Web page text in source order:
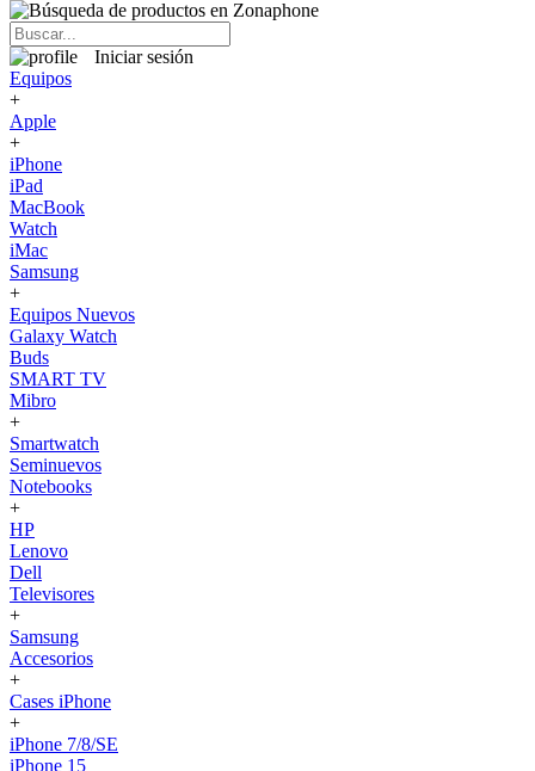
Iniciar sesión
Equipos
+
Apple
+
iPhone
iPad
MacBook
Watch
iMac
Samsung
+
Equipos Nuevos
Galaxy Watch
Buds
SMART TV
Mibro
+
Smartwatch
Seminuevos
Notebooks
+
HP
Lenovo
Dell
Televisores
+
Samsung
Accesorios
+
Cases iPhone
+
iPhone 7/8/SE
iPhone 15